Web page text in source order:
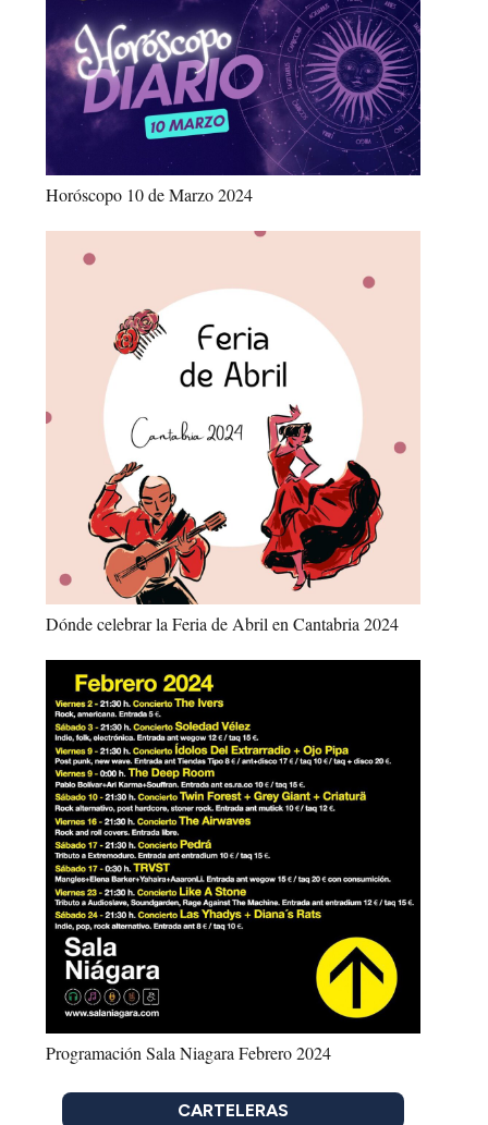
Horóscopo 10 de Marzo 2024
Dónde celebrar la Feria de Abril en Cantabria 2024
Programación Sala Niagara Febrero 2024
CARTELERAS